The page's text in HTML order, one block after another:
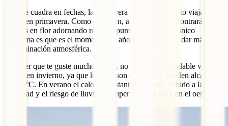
Si no te cuadra en fechas, la primavera también es bonito viajar a
Corea en primavera. Como en Japón, aquí también encontrarás
cerezos en flor adornando muchos puntos del país. El único
problema es que es el momento del año donde se suele dar más
contaminación atmosférica.
A no ser que te guste mucho el frío, no es tan recomendable visitar
el país en invierno, ya que los días son cortos y se pueden alcanzar
los -20ºC. En verano el calor es bastante sofocante debido a la
humedad y el riesgo de lluvias es superior en el sur y en el oeste.